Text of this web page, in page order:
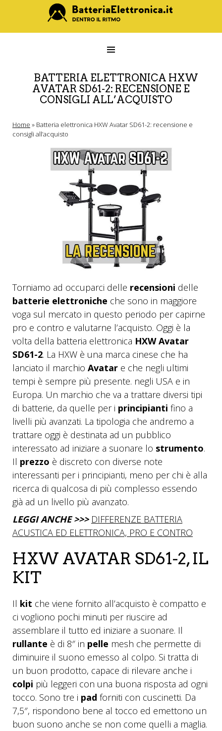
BATTERIA ELETTRONICA HXW
AVATAR SD61-2: RECENSIONE E
CONSIGLI ALL’ACQUISTO
Home » Batteria elettronica HXW Avatar SD61-2: recensione e
consigli all’acquisto
Torniamo ad occuparci delle recensioni delle
batterie elettroniche che sono in maggiore
voga sul mercato in questo periodo per capirne
pro e contro e valutarne l’acquisto. Oggi è la
volta della batteria elettronica HXW Avatar
SD61-2. La HXW è una marca cinese che ha
lanciato il marchio Avatar e che negli ultimi
tempi è sempre più presente. negli USA e in
Europa. Un marchio che va a trattare diversi tipi
di batterie, da quelle per i principianti fino a
livelli più avanzati. La tipologia che andremo a
trattare oggi è destinata ad un pubblico
interessato ad iniziare a suonare lo strumento.
Il prezzo è discreto con diverse note
interessanti per i principianti, meno per chi è alla
ricerca di qualcosa di più complesso essendo
già ad un livello più avanzato.
LEGGI ANCHE >>> DIFFERENZE BATTERIA
ACUSTICA ED ELETTRONICA, PRO E CONTRO
HXW AVATAR SD61-2, IL
KIT
Il kit che viene fornito all’acquisto è compatto e
ci vogliono pochi minuti per riuscire ad
assemblare il tutto ed iniziare a suonare. Il
rullante è di 8″ in pelle mesh che permette di
diminuire il suono emesso al colpo. Si tratta di
un buon prodotto, capace di rilevare anche i
colpi più leggeri con una buona risposta ad ogni
tocco. Sono tre i pad forniti con cuscinetti. Da
7,5″, rispondono bene al tocco ed emettono un
buon suono anche se non come quelli a maglia.